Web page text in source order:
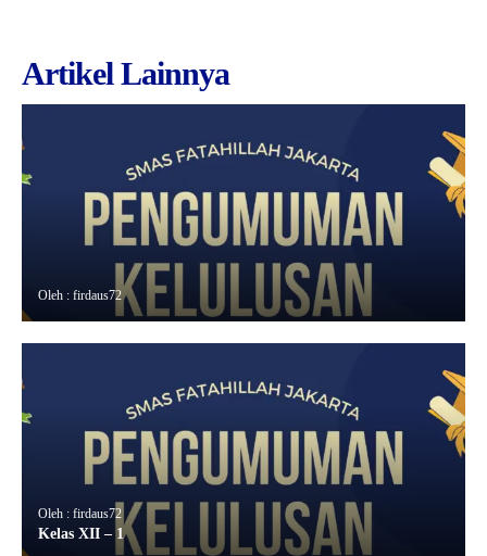
Artikel Lainnya
Oleh : firdaus72
Oleh : firdaus72
Kelas XII – 1